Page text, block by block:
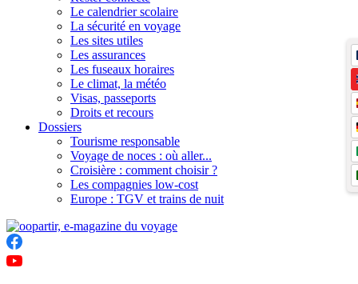
Le calendrier scolaire
La sécurité en voyage
Les sites utiles
Les assurances
Les fuseaux horaires
Le climat, la météo
Visas, passeports
Droits et recours
Dossiers
Tourisme responsable
Voyage de noces : où aller...
Croisière : comment choisir ?
Les compagnies low-cost
Europe : TGV et trains de nuit